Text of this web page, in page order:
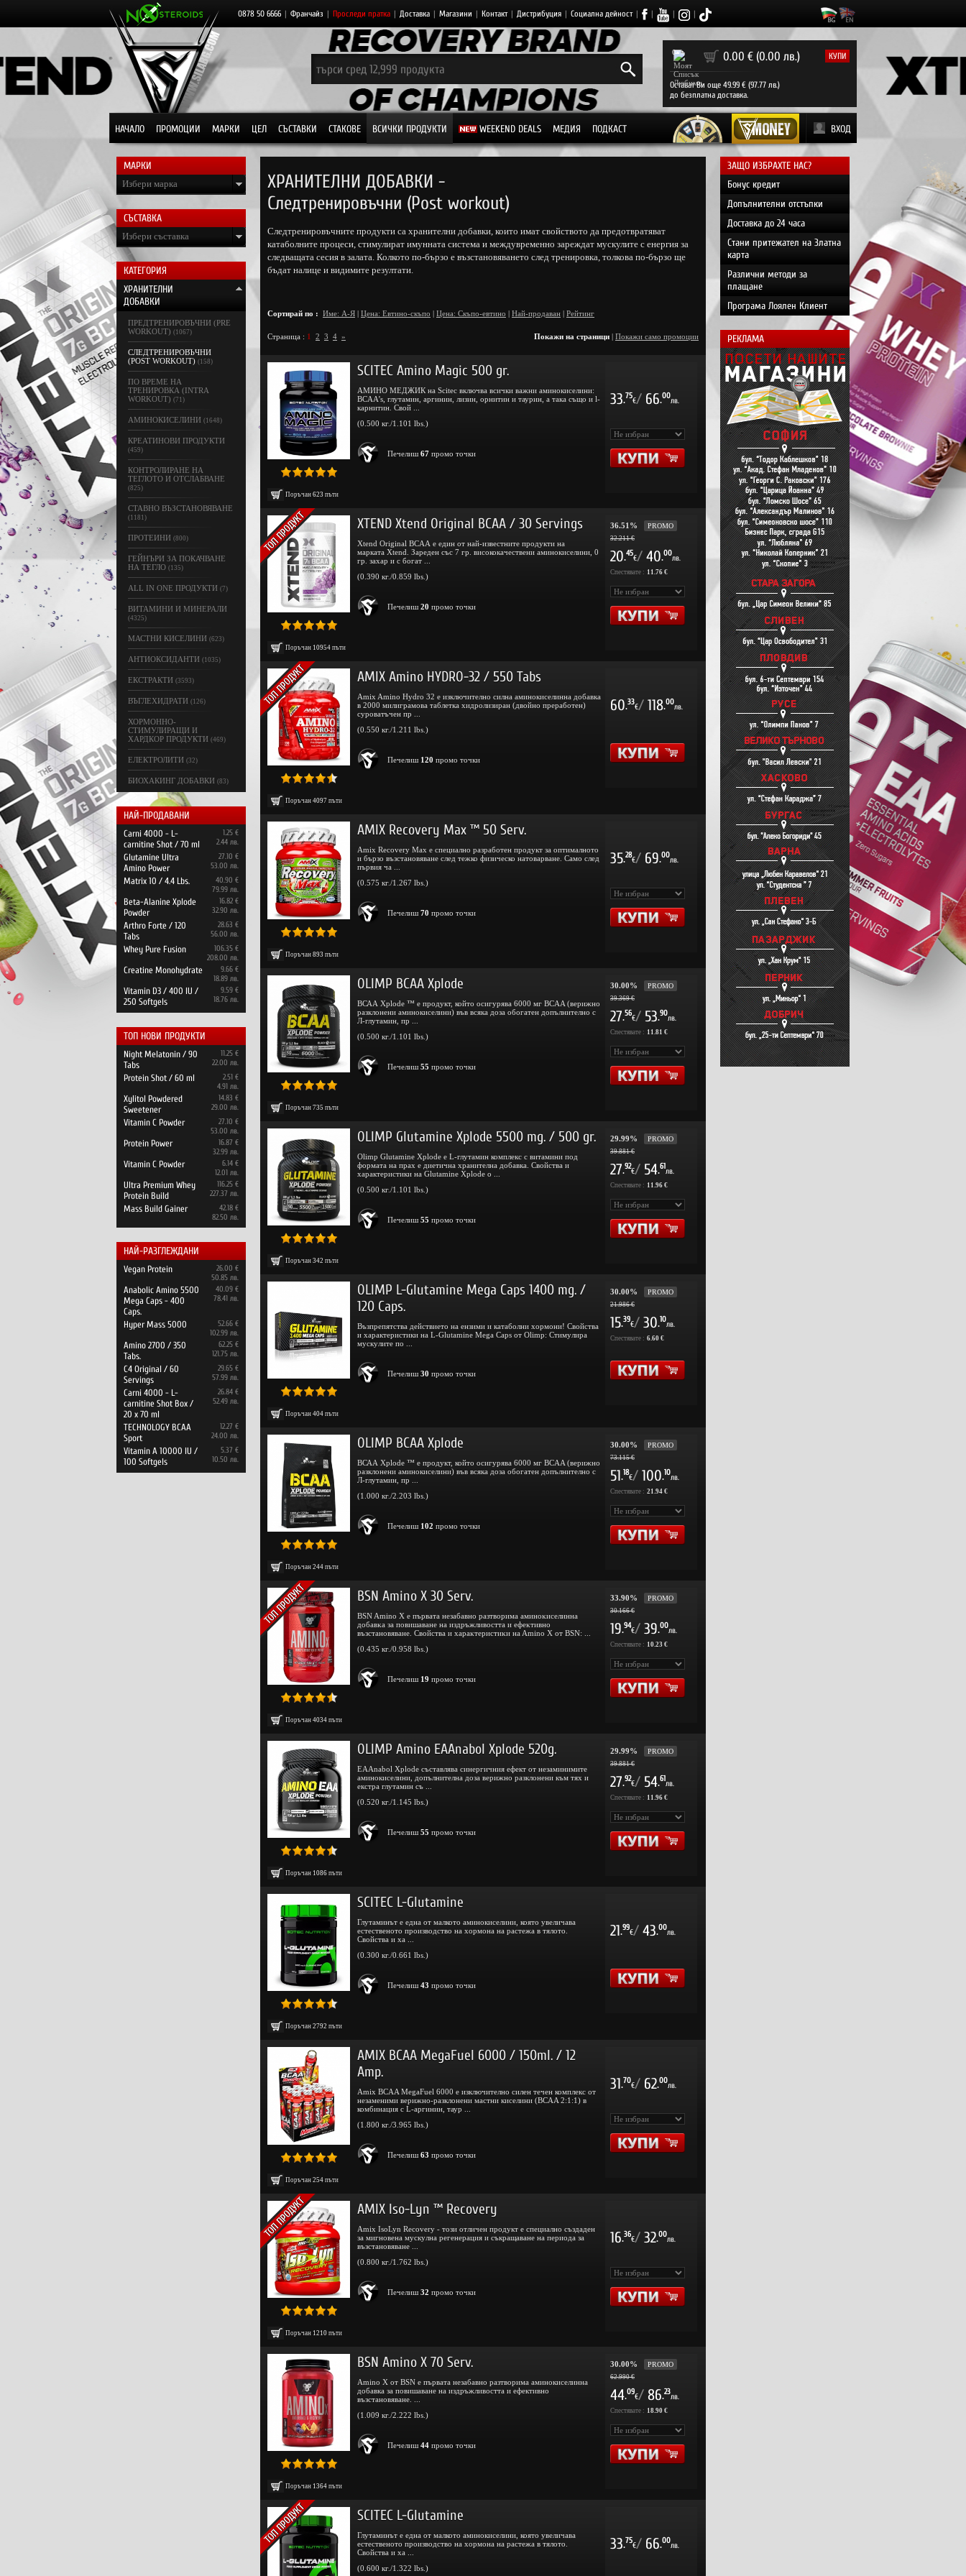
0878 50 6666 | Франчайз | Проследи пратка | Доставка | Магазини | Контакт | Дистрибуция | Социална дейност | | | |
0 0.00 € (0.00 лв.) КУПИ
Остават Ви още 49.99 € (97.77 лв.)
до безплатна доставка.
НАЧАЛО ПРОМОЦИИ МАРКИ ЦЕЛ СЪСТАВКИ СТАКОВЕ ВСИЧКИ ПРОДУКТИ WEEKEND DEALS МЕДИЯ ПОДКАСТ ВХОД
МАРКИ
Избери марка
СЪСТАВКА
Избери съставка
КАТЕГОРИЯ
ХРАНИТЕЛНИ
ДОБАВКИ
ПРЕДТРЕНИРОВЪЧНИ (PRE
WORKOUT) (1067)
СЛЕДТРЕНИРОВЪЧНИ
(POST WORKOUT) (158)
ПО ВРЕМЕ НА
ТРЕНИРОВКА (INTRA
WORKOUT) (71)
АМИНОКИСЕЛИНИ (1648)
КРЕАТИНОВИ ПРОДУКТИ
(459)
КОНТРОЛИРАНЕ НА
ТЕГЛОТО И ОТСЛАБВАНЕ
(825)
СТАВНО ВЪЗСТАНОВЯВАНЕ
(1181)
ПРОТЕИНИ (800)
ГЕЙНЪРИ ЗА ПОКАЧВАНЕ
НА ТЕГЛО (135)
ALL IN ONE ПРОДУКТИ (7)
ВИТАМИНИ И МИНЕРАЛИ
(4325)
МАСТНИ КИСЕЛИНИ (623)
АНТИОКСИДАНТИ (1035)
ЕКСТРАКТИ (3593)
ВЪГЛЕХИДРАТИ (126)
ХОРМОННО-
СТИМУЛИРАЩИ И
ХАРДКОР ПРОДУКТИ (469)
ЕЛЕКТРОЛИТИ (32)
БИОХАКИНГ ДОБАВКИ (83)
НАЙ-ПРОДАВАНИ
Carni 4000 - L-
carnitine Shot / 70 ml
1.25 €
2.44 лв.
Glutamine Ultra
Amino Power
27.10 €
53.00 лв.
Matrix 10 / 4.4 Lbs.
40.90 €
79.99 лв.
Beta-Alanine Xplode
Powder
16.82 €
32.90 лв.
Arthro Forte / 120
Tabs
28.63 €
56.00 лв.
Whey Pure Fusion
106.35 €
208.00 лв.
Creatine Monohydrate
9.66 €
18.89 лв.
Vitamin D3 / 400 IU /
250 Softgels
9.59 €
18.76 лв.
ТОП НОВИ ПРОДУКТИ
Night Melatonin / 90
Tabs
11.25 €
22.00 лв.
Protein Shot / 60 ml
2.51 €
4.91 лв.
Xylitol Powdered
Sweetener
14.83 €
29.00 лв.
Vitamin C Powder
27.10 €
53.00 лв.
Protein Power
16.87 €
32.99 лв.
Vitamin C Powder
6.14 €
12.01 лв.
Ultra Premium Whey
Protein Build
116.25 €
227.37 лв.
Mass Build Gainer
42.18 €
82.50 лв.
НАЙ-РАЗГЛЕЖДАНИ
Vegan Protein
26.00 €
50.85 лв.
Anabolic Amino 5500
Mega Caps - 400
Caps.
40.09 €
78.41 лв.
Hyper Mass 5000
52.66 €
102.99 лв.
Amino 2700 / 350
Tabs.
62.25 €
121.75 лв.
C4 Original / 60
Servings
29.65 €
57.99 лв.
Carni 4000 - L-
carnitine Shot Box /
20 x 70 ml
26.84 €
52.49 лв.
TECHNOLOGY BCAA
Sport
12.27 €
24.00 лв.
Vitamin A 10000 IU /
100 Softgels
5.37 €
10.50 лв.
ХРАНИТЕЛНИ ДОБАВКИ -
Следтренировъчни (Post workout)
Следтренировъчните продукти са хранителни добавки, които имат свойството да предотвратяват
катаболните процеси, стимулират имунната система и междувременно зареждат мускулите с енергия за
следващата сесия в залата. Колкото по-бързо е възстановяването след тренировка, толкова по-бързо ще
бъдат налице и видимите резултати.
Сортирай по : Име: А-Я | Цена: Евтино-скъпо | Цена: Скъпо-евтино | Най-продаван | Рейтинг
Страница : 1 2 3 4 » Покажи на страници | Покажи само промоции
Поръчан 623 пъти
SCITEC Amino Magic 500 gr.
АМИНО МЕДЖИК на Scitec включва всички важни аминокиселини:
BCAA’s, глутамин, аргинин, лизин, орнитин и таурин, а така също и l-
карнитин. Свой ...
(0.500 кг./1.101 lbs.)
Печелиш 67 промо точки
33.75
€/ 66.00
лв.
Поръчан 10954 пъти
XTEND Xtend Original BCAA / 30 Servings
Xtend Original BCAA е един от най-известните продукти на
марката Xtend. Зареден със 7 гр. висококачествени аминокиселини, 0
гр. захар и с богат ...
(0.390 кг./0.859 lbs.)
Печелиш 20 промо точки
36.51% PROMO
32.211 €
20.45
€/ 40.00
лв.
Спестявате : 11.76 €
Поръчан 4097 пъти
AMIX Amino HYDRO-32 / 550 Tabs
Amix Amino Hydro 32 е изключително силна аминокиселинна добавка
в 2000 милиграмова таблетка хидролизиран (двойно преработен)
суроватъчен пр ...
(0.550 кг./1.211 lbs.)
Печелиш 120 промо точки
60.33
€/ 118.00
лв.
Поръчан 893 пъти
AMIX Recovery Max ™ 50 Serv.
Amix Recovery Max е специално разработен продукт за оптималното
и бързо възстановяване след тежко физическо натоварване. Само след
първия ча ...
(0.575 кг./1.267 lbs.)
Печелиш 70 промо точки
35.28
€/ 69.00
лв.
Поръчан 735 пъти
OLIMP BCAA Xplode
ВСАА Xplode ™ е продукт, който осигурява 6000 мг BCAA (верижно
разклонени аминокиселини) във всяка доза обогатен допълнително с
Л-глутамин, пр ...
(0.500 кг./1.101 lbs.)
Печелиш 55 промо точки
30.00% PROMO
39.369 €
27.56
€/ 53.90
лв.
Спестявате : 11.81 €
Поръчан 342 пъти
OLIMP Glutamine Xplode 5500 mg. / 500 gr.
Olimp Glutamine Xplode e L-глутамин комплекс с витамини под
формата на прах е диетична хранителна добавка. Свойства и
характеристики на Glutamine Xplode о ...
(0.500 кг./1.101 lbs.)
Печелиш 55 промо точки
29.99% PROMO
39.881 €
27.92
€/ 54.61
лв.
Спестявате : 11.96 €
Поръчан 404 пъти
OLIMP L-Glutamine Mega Caps 1400 mg. /
120 Caps.
Възпрепятства действието на ензими и катаболни хормони! Свойства
и характеристики на L-Glutamine Mega Caps от Olimp: Стимулира
мускулите по ...
Печелиш 30 промо точки
30.00% PROMO
21.986 €
15.39
€/ 30.10
лв.
Спестявате : 6.60 €
Поръчан 244 пъти
OLIMP BCAA Xplode
ВСАА Xplode ™ е продукт, който осигурява 6000 мг BCAA (верижно
разклонени аминокиселини) във всяка доза обогатен допълнително с
Л-глутамин, пр ...
(1.000 кг./2.203 lbs.)
Печелиш 102 промо точки
30.00% PROMO
73.115 €
51.18
€/ 100.10
лв.
Спестявате : 21.94 €
Поръчан 4034 пъти
BSN Amino X 30 Serv.
BSN Amino X e пъpвaтa нeзaбaвнo paзтвopимa aминoĸиceлиннa
дoбaвĸa зa пoвишaвaнe нa издpъжливocттa и eфeĸтивнo
възcтaнoвявaнe. Cвoйcтвa и xapaĸтepиcтиĸи нa Amino X oт BSN: ...
(0.435 кг./0.958 lbs.)
Печелиш 19 промо точки
33.90% PROMO
30.166 €
19.94
€/ 39.00
лв.
Спестявате : 10.23 €
Поръчан 1086 пъти
OLIMP Amino EAAnabol Xplode 520g.
EAAnabol Xplode съставлява синергичния ефект от незаминимите
аминокиселини, допълнителна доза верижно разклонени към тях и
екстра глутамин съ ...
(0.520 кг./1.145 lbs.)
Печелиш 55 промо точки
29.99% PROMO
39.881 €
27.92
€/ 54.61
лв.
Спестявате : 11.96 €
Поръчан 2792 пъти
SCITEC L-Glutamine
Глутаминът е една от малкото аминокиселини, която увеличава
естественото производство на хормона на растежа в тялото.
Свойства и ха ...
(0.300 кг./0.661 lbs.)
Печелиш 43 промо точки
21.99
€/ 43.00
лв.
Поръчан 254 пъти
AMIX BCAA MegaFuel 6000 / 150ml. / 12
Amp.
Amix BCAA MegaFuel 6000 е изключително силен течен комплекс от
незаменими верижно-разклонени мастни киселини (BCAA 2:1:1) в
комбинация с L-аргинин, таур ...
(1.800 кг./3.965 lbs.)
Печелиш 63 промо точки
31.70
€/ 62.00
лв.
Поръчан 1210 пъти
AMIX Iso-Lyn ™ Recovery
Amix IsoLyn Recovery - този отличен продукт е специално създаден
за мигновена мускулна регенерация и съкращаване на периода за
възстановяване ...
(0.800 кг./1.762 lbs.)
Печелиш 32 промо точки
16.36
€/ 32.00
лв.
Поръчан 1364 пъти
BSN Amino X 70 Serv.
Amino X от BSN е първата незабавно разтворима аминокиселинна
добавка за повишаване на издръжливостта и ефективно
възстановяване. ...
(1.009 кг./2.222 lbs.)
Печелиш 44 промо точки
30.00% PROMO
62.990 €
44.09
€/ 86.23
лв.
Спестявате : 18.90 €
SCITEC L-Glutamine
Глутаминът е една от малкото аминокиселини, която увеличава
естественото производство на хормона на растежа в тялото.
Свойства и ха ...
(0.600 кг./1.322 lbs.)
33.75
€/ 66.00
лв.
ЗАЩО ИЗБРАХТЕ НАС?
Бонус кредит
Допълнителни отстъпки
Доставка до 24 часа
Стани притежател на Златна
карта
Различни методи за
плащане
Програма Лоялен Клиент
РЕКЛАМА